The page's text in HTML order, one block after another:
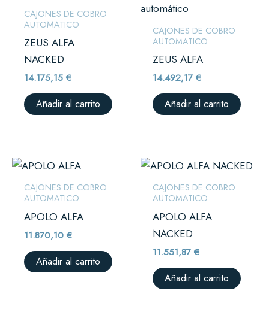
CAJONES DE COBRO
AUTOMATICO
ZEUS ALFA
NACKED
14.175,15€
Añadir al carrito
CAJONES DE COBRO
AUTOMATICO
ZEUS ALFA
14.492,17€
Añadir al carrito
CAJONES DE COBRO
AUTOMATICO
APOLO ALFA
11.870,10€
Añadir al carrito
CAJONES DE COBRO
AUTOMATICO
APOLO ALFA
NACKED
11.551,87€
Añadir al carrito